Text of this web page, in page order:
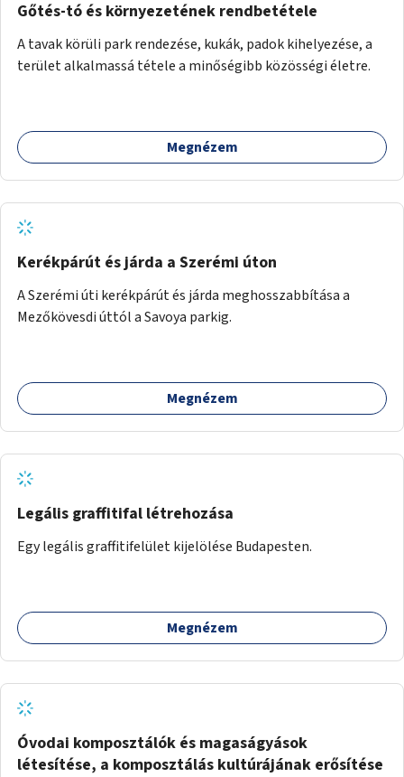
Gőtés-tó és környezetének rendbetétele
A tavak körüli park rendezése, kukák, padok kihelyezése, a
terület alkalmassá tétele a minőségibb közösségi életre.
Megnézem
Kerékpárút és járda a Szerémi úton
A Szerémi úti kerékpárút és járda meghosszabbítása a
Mezőkövesdi úttól a Savoya parkig.
Megnézem
Legális graffitifal létrehozása
Egy legális graffitifelület kijelölése Budapesten.
Megnézem
Óvodai komposztálók és magaságyások
létesítése, a komposztálás kultúrájának erősítése